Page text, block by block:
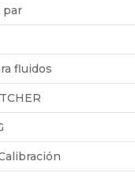
par
fluidos